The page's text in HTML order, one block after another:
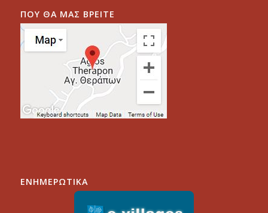
ΠΟΥ ΘΑ ΜΑΣ ΒΡΕΙΤΕ
ΕΝΗΜΕΡΩΤΙΚΑ